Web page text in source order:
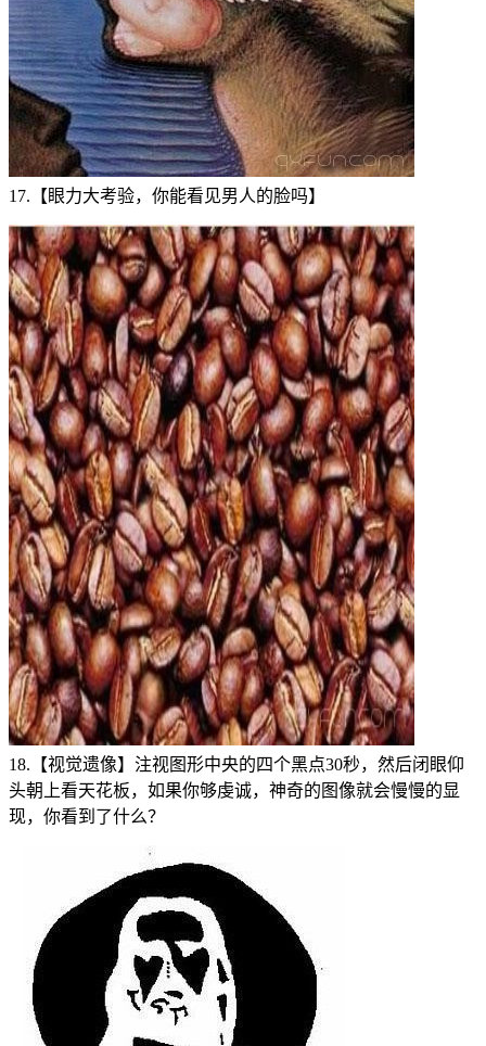
17.【眼力大考验，你能看见男人的脸吗】
18.【视觉遗像】注视图形中央的四个黑点30秒，然后闭眼仰
头朝上看天花板，如果你够虔诚，神奇的图像就会慢慢的显
现，你看到了什么？